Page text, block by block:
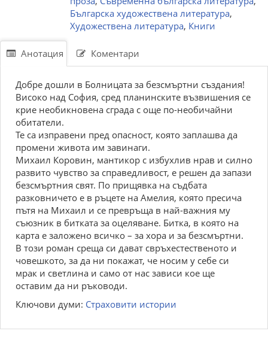
Българска художествена литература,
Художествена литература, Книги
Анотация Коментари
Добре дошли в Болницата за безсмъртни създания!
Високо над София, сред планинските възвишения се
крие необикновена сграда с още по-необичайни
обитатели.
Те са изправени пред опасност, която заплашва да
промени живота им завинаги.
Михаил Коровин, мантикор с избухлив нрав и силно
развито чувство за справедливост, е решен да запази
безсмъртния свят. По прищявка на съдбата
разковничето е в ръцете на Амелия, която пресича
пътя на Михаил и се превръща в най-важния му
съюзник в битката за оцеляване. Битка, в която на
карта е заложено всичко – за хора и за безсмъртни.
В този роман среща си дават свръхестественото и
човешкото, за да ни покажат, че носим у себе си
мрак и светлина и само от нас зависи кое ще
оставим да ни ръководи.
Ключови думи: Страховити истории